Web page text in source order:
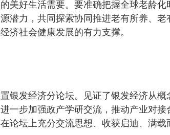
美好生活需要。要准确把握全球老龄
潜力，共同探索协同推进老有所养、
济社会健康发展的有力支撑。
银发经济分论坛。见证了银发经济从
一步加强政产学研交流，推动产业对
论坛上充分交流思想、收获启迪、满载